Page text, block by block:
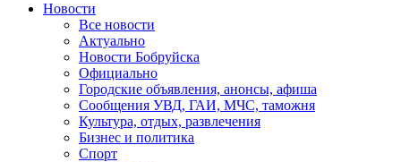
Новости
Все новости
Актуально
Новости Бобруйска
Официально
Городские объявления, анонсы, афиша
Сообщения УВД, ГАИ, МЧС, таможня
Культура, отдых, развлечения
Бизнес и политика
Спорт